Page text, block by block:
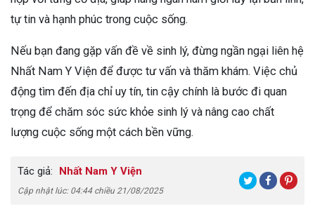
tự tin và hạnh phúc trong cuộc sống.
Nếu bạn đang gặp vấn đề về sinh lý, đừng ngần ngại liên hệ
Nhất Nam Y Viện để được tư vấn và thăm khám. Việc chủ
động tìm đến địa chỉ uy tín, tin cậy chính là bước đi quan
trọng để chăm sóc sức khỏe sinh lý và nâng cao chất
lượng cuộc sống một cách bền vững.
Tác giả: Nhất Nam Y Viện
Cập nhật lúc: 04:44 chiều 21/08/2025